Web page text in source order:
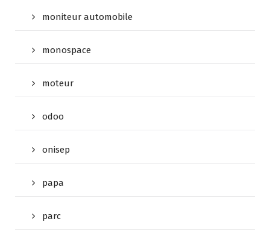
moniteur automobile
monospace
moteur
odoo
onisep
papa
parc